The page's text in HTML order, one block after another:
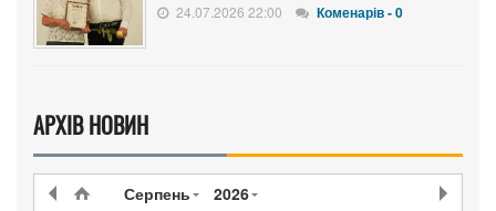
24.07.2026 22:00 Коменарів - 0
АРХІВ НОВИН
Серпень 2026